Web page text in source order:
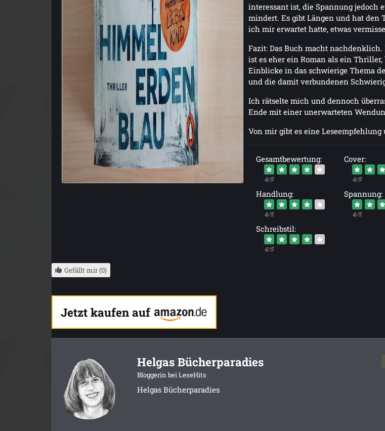
interessant ist, die Spannung jedoch
mindert. Es gibt Längen und hat den
ich mir erwartet hatte, etwas
Fazit: Das Buch macht nachdenklich.
ist es eher ein Roman als ein Thriller,
Einblicke in das schwierige Thema
und die damit verbundenen
Ich rätselte mich und dennoch
Ende mit einer unerwarteten
Von mir gibt es eine Leseempfehlung
Gesamtbewertung:
4/5
Cover:
4/5
Handlung:
4/5
Spannung:
4/5
Schreibstil:
4/5
Gefällt mir (0)
Jetzt kaufen auf
Helgas Bücherparadies
Bloggerin bei LeseHits
Helgas Bücherparadies